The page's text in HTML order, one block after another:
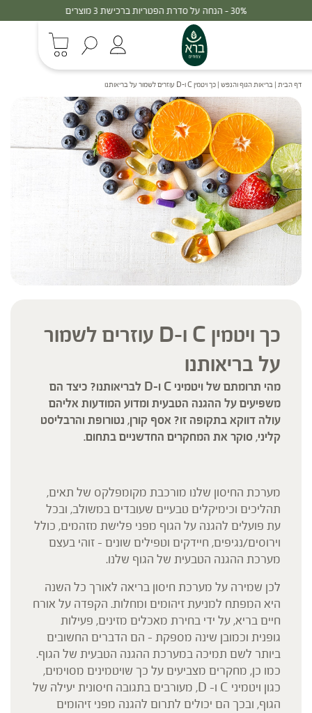
30% - הנחה על סדרת הפטריות ברכישת 3 מוצרים
דף הבית | בריאות הגוף והנפש | כך ויטמין C ו-D עוזרים לשמור על בריאותנו
כך ויטמין C ו-D עוזרים לשמור
על בריאותנו
מהי תרומתם של ויטמיני C ו-D לבריאותנו? כיצד הם
משפיעים על ההגנה הטבעית ומדוע המודעות אליהם
עולה דווקא בתקופה זו? אסף קורן, נטורופת והרבליסט
קליני, סוקר את המחקרים החדשניים בתחום.
מערכת החיסון שלנו מורכבת מקומפלקס של תאים,
תהליכים וכימיקלים טבעיים שעובדים במשולב, ובכל
עת פועלים להגנה על הגוף מפני פלישת מזהמים, כולל
וירוסים/נגיפים, חיידקים וטפילים שונים – זוהי בעצם
מערכת ההגנה הטבעית של הגוף שלנו.
לכן שמירה על מערכת חיסון בריאה לאורך כל השנה
היא המפתח למניעת זיהומים ומחלות. הקפדה על אורח
חיים בריא, על ידי בחירת מאכלים מזינים, פעילות
גופנית וכמובן שינה מספקת – הם הדברים החשובים
ביותר לשם תמיכה במערכת ההגנה הטבעית של הגוף.
כמו כן, מחקרים מצביעים על כך שויטמינים מסוימים,
כגון ויטמיני C ו- D, מעורבים בתגובה חיסונית יעילה של
הגוף, ובכך הם יכולים לתרום להגנה מפני זיהומים